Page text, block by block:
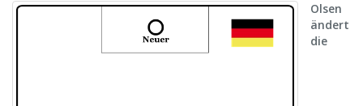
Olsen
ändert
die